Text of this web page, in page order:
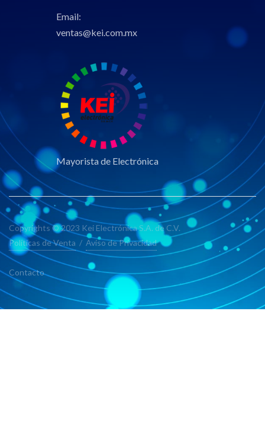
Email:
ventas@kei.com.mx
Mayorista de Electrónica
Copyrights © 2023 Kei Electrónica S.A. de C.V.
Políticas de Venta / Aviso de Privacidad
Contacto